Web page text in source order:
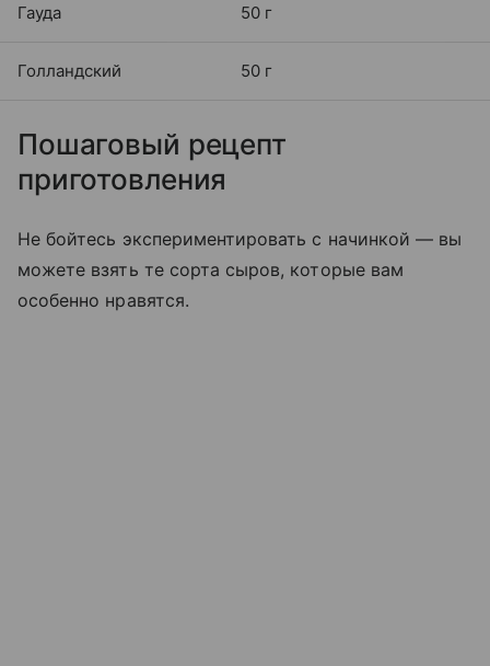
Гауда 50 г
Голландский 50 г
Пошаговый рецепт
приготовления
Не бойтесь экспериментировать с начинкой — вы
можете взять те сорта сыров, которые вам
особенно нравятся.